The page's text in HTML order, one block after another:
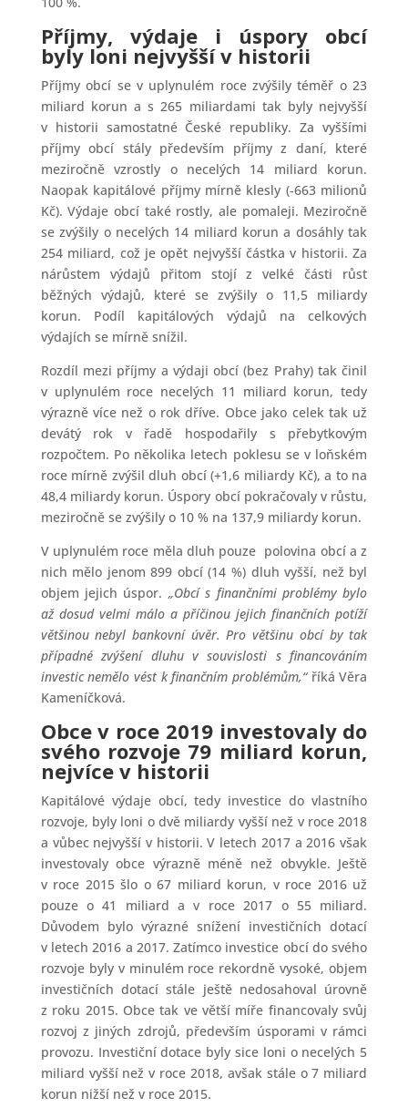
Příjmy, výdaje i úspory obcí
byly loni nejvyšší v historii
Příjmy obcí se v uplynulém roce zvýšily téměř o 23
miliard korun a s 265 miliardami tak byly nejvyšší
v historii samostatné České republiky. Za vyššími
příjmy obcí stály především příjmy z daní, které
meziročně vzrostly o necelých 14 miliard korun.
Naopak kapitálové příjmy mírně klesly (‑663 milionů
Kč). Výdaje obcí také rostly, ale pomaleji. Meziročně
se zvýšily o necelých 14 miliard korun a dosáhly tak
254 miliard, což je opět nejvyšší částka v historii. Za
nárůstem výdajů přitom stojí z velké části růst
běžných výdajů, které se zvýšily o 11,5 miliardy
korun. Podíl kapitálových výdajů na celkových
výdajích se mírně snížil.
Rozdíl mezi příjmy a výdaji obcí (bez Prahy) tak činil
v uplynulém roce necelých 11 miliard korun, tedy
výrazně více než o rok dříve. Obce jako celek tak už
devátý rok v řadě hospodařily s přebytkovým
rozpočtem. Po několika letech poklesu se v loňském
roce mírně zvýšil dluh obcí (+1,6 miliardy Kč), a to na
48,4 miliardy korun. Úspory obcí pokračovaly v růstu,
meziročně se zvýšily o 10 % na 137,9 miliardy korun.
V uplynulém roce měla dluh pouze polovina obcí a z
nich mělo jenom 899 obcí (14 %) dluh vyšší, než byl
objem jejich úspor. „Obcí s finančními problémy bylo
až dosud velmi málo a příčinou jejich finančních potíží
většinou nebyl bankovní úvěr. Pro většinu obcí by tak
případné zvýšení dluhu v souvislosti s financováním
investic nemělo vést k finančním problémům,“říká Věra
Kameníčková.
Obce v roce 2019 investovaly do
svého rozvoje 79 miliard korun,
nejvíce v historii
Kapitálové výdaje obcí, tedy investice do vlastního
rozvoje, byly loni o dvě miliardy vyšší než v roce 2018
a vůbec nejvyšší v historii. V letech 2017 a 2016 však
investovaly obce výrazně méně než obvykle. Ještě
v roce 2015 šlo o 67 miliard korun, v roce 2016 už
pouze o 41 miliard a v roce 2017 o 55 miliard.
Důvodem bylo výrazné snížení investičních dotací
v letech 2016 a 2017. Zatímco investice obcí do svého
rozvoje byly v minulém roce rekordně vysoké, objem
investičních dotací stále ještě nedosahoval úrovně
z roku 2015. Obce tak ve větší míře financovaly svůj
rozvoj z jiných zdrojů, především úsporami v rámci
provozu. Investiční dotace byly sice loni o necelých 5
miliard vyšší než v roce 2018, avšak stále o 7 miliard
korun nižší než v roce 2015.